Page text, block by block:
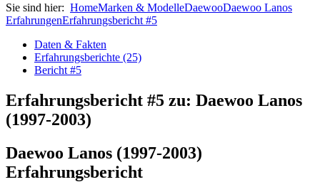
Sie sind hier: HomeMarken & ModelleDaewooDaewoo Lanos
ErfahrungenErfahrungsbericht #5
Daten & Fakten
Erfahrungsberichte (25)
Bericht #5
Erfahrungsbericht #5 zu: Daewoo Lanos
(1997-2003)
Daewoo Lanos (1997-2003)
Erfahrungsbericht